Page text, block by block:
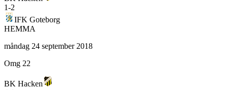
1-2
IFK Goteborg
HEMMA
måndag 24 september 2018
Omg 22
BK Hacken